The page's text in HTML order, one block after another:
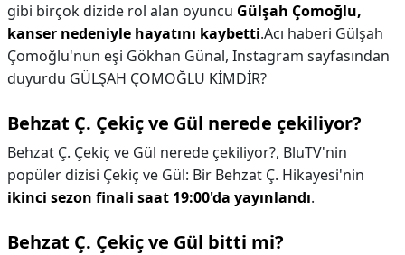
gibi birçok dizide rol alan oyuncu Gülşah Çomoğlu,
kanser nedeniyle hayatını kaybetti.Acı haberi Gülşah
Çomoğlu'nun eşi Gökhan Günal, Instagram sayfasından
duyurdu GÜLŞAH ÇOMOĞLU KİMDİR?
Behzat Ç. Çekiç ve Gül nerede çekiliyor?
Behzat Ç. Çekiç ve Gül nerede çekiliyor?, BluTV'nin
popüler dizisi Çekiç ve Gül: Bir Behzat Ç. Hikayesi'nin
ikinci sezon finali saat 19:00'da yayınlandı.
Behzat Ç. Çekiç ve Gül bitti mi?